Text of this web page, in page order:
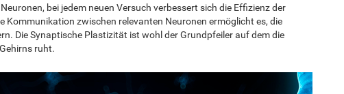
bei jedem neuen Versuch verbessert sich die Effizienz der
Kommunikation zwischen relevanten Neuronen ermöglicht es, die
Die Synaptische Plastizität ist wohl der Grundpfeiler auf dem die
ruht.